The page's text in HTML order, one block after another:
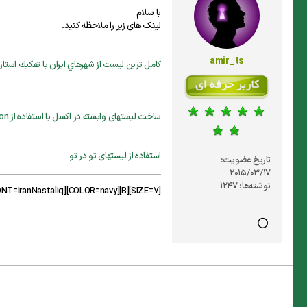
amir_ts
تاریخ عضویت:
2015/03/17
نوشته‌ها:1247
با سلام
لینک های زیر را ملاحظه کنید.
كامل ترين ليست از شهرهاي ايران با تفكيك
ساخت لیستهای وابسته در اکسل با استفاده از data validation
استفاده از لیستهای تو در تو
[SIZE=7][B][COLOR=navy][FONT=IranNastaliq]ای برادر تو همه اندیشه ای[/FONT][/COLOR][/B][/SIZE]